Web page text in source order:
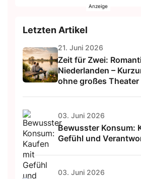
Letzten Artikel
21. Juni 2026
Zeit für Zwei:
Niederlanden –
ohne großes Theater
03. Juni 2026
Bewusster Konsum:
Gefühl und
03. Juni 2026